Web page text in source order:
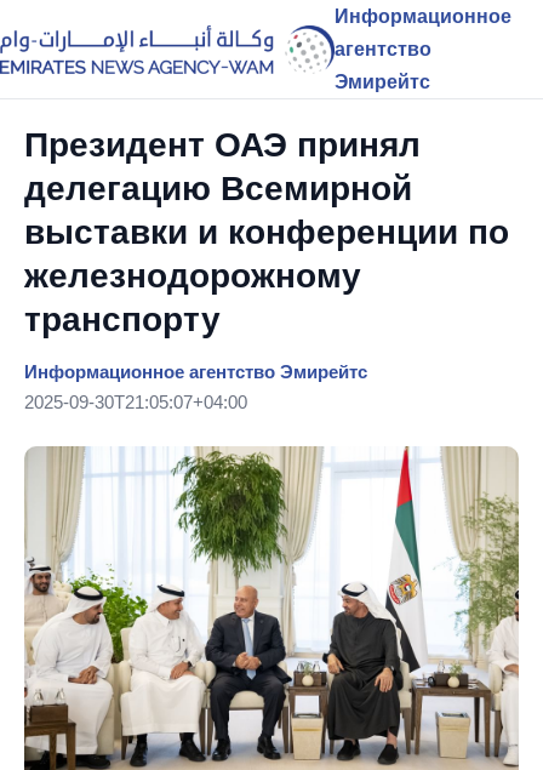
Информационное
агентство
Эмирейтс
Президент ОАЭ принял
делегацию Всемирной
выставки и конференции по
железнодорожному
транспорту
Информационное агентство Эмирейтс
2025-09-30T21:05:07+04:00